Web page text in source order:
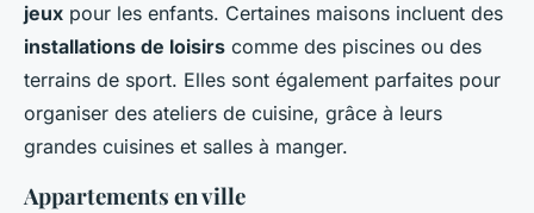
jeux pour les enfants. Certaines maisons incluent des
installations de loisirs comme des piscines ou des
terrains de sport. Elles sont également parfaites pour
organiser des ateliers de cuisine, grâce à leurs
grandes cuisines et salles à manger.
Appartements en ville